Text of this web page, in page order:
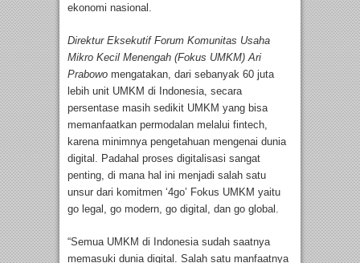
ekonomi nasional.
Direktur Eksekutif Forum Komunitas Usaha
Mikro Kecil Menengah (Fokus UMKM) Ari
Prabowo mengatakan, dari sebanyak 60 juta
lebih unit UMKM di Indonesia, secara
persentase masih sedikit UMKM yang bisa
memanfaatkan permodalan melalui fintech,
karena minimnya pengetahuan mengenai dunia
digital. Padahal proses digitalisasi sangat
penting, di mana hal ini menjadi salah satu
unsur dari komitmen ‘4go’ Fokus UMKM yaitu
go legal, go modern, go digital, dan go global.
“Semua UMKM di Indonesia sudah saatnya
memasuki dunia digital. Salah satu manfaatnya